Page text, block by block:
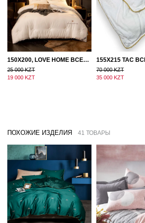
150Х200, LOVE HOME ВСЕСЕЗОННОЕ ОДЕЯЛО ИЗ ХЛОПКА С НАПОЛНИТЕЛЕМ МИКРОГЕЛЬ
25 000 KZT
19 000 KZT
70 000 KZT
35 000 KZT
ПОХОЖИЕ ИЗДЕЛИЯ 41 ТОВАРЫ